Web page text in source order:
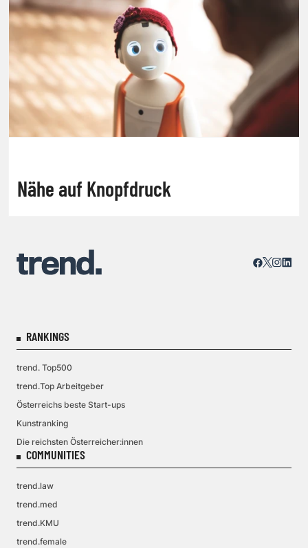
Nähe auf Knopfdruck
RANKINGS
trend. Top500
trend.Top Arbeitgeber
Österreichs beste Start-ups
Kunstranking
Die reichsten Österreicher:innen
COMMUNITIES
trend.law
trend.med
trend.KMU
trend.female